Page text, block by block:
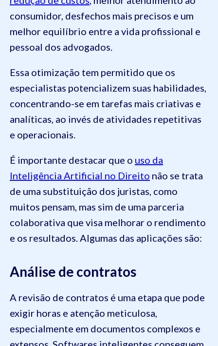
consumidor, desfechos mais precisos e um
melhor equilíbrio entre a vida profissional e
pessoal dos advogados.
Essa otimização tem permitido que os
especialistas potencializem suas habilidades,
concentrando-se em tarefas mais criativas e
analíticas, ao invés de atividades repetitivas
e operacionais.
É importante destacar que o uso da
Inteligência Artificial no Direito não se trata
de uma substituição dos juristas, como
muitos pensam, mas sim de uma parceria
colaborativa que visa melhorar o rendimento
e os resultados. Algumas das aplicações são:
Análise de contratos
A revisão de contratos é uma etapa que pode
exigir horas e atenção meticulosa,
especialmente em documentos complexos e